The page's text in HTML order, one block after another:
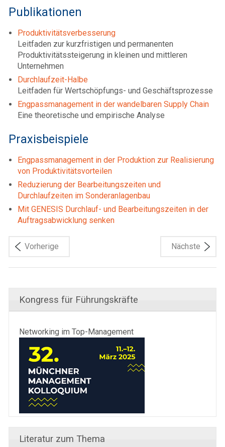
Publikationen
Produktivitätsverbesserung
Leitfaden zur kurzfristigen und permanenten
Produktivitätssteigerung in kleinen und mittleren
Unternehmen
Durchlaufzeit-Halbe
Leitfaden für Wertschöpfungs- und Geschäftsprozesse
Engpassmanagement in der wandelbaren Supply Chain
Eine theoretische und empirische Analyse
Praxisbeispiele
Engpassmanagement in der Produktion zur Realisierung
von Produktivitätsvorteilen
Reduzierung der Bearbeitungszeiten und
Durchlaufzeiten im Sonderanlagenbau
Mit GENESIS Durchlauf- und Be­ar­bei­tungs­zei­ten in der
Auf­trags­ab­wick­lung senken
Vorherige Nächste
Kongress für Führungskräfte
Networking im Top-Management
Literatur zum Thema